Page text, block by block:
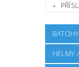
BATOHY
HELMY